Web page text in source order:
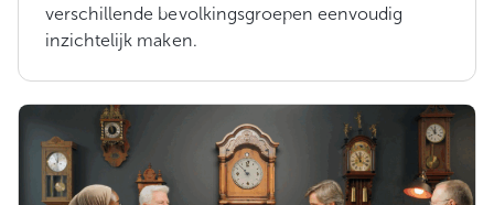
verschillende bevolkingsgroepen eenvoudig
inzichtelijk maken.